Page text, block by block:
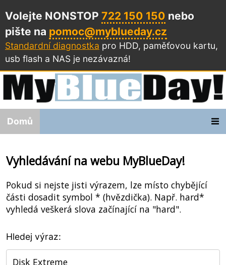
Volejte NONSTOP 722 150 150 nebo
pište na pomoc@myblueday.cz
Standardní diagnostka pro HDD, paměťovou kartu,
usb flash a NAS je nezávazná!
Domů
Vyhledávání na webu MyBlueDay!
Pokud si nejste jisti výrazem, lze místo chybějící
části dosadit symbol * (hvězdička). Např. hard*
vyhledá veškerá slova začínající na "hard".
Hledej výraz: